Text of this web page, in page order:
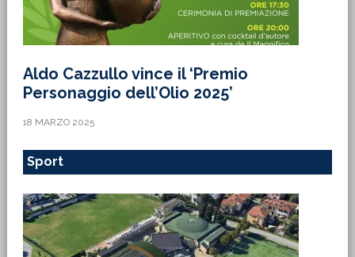
Aldo Cazzullo vince il ‘Premio
Personaggio dell’Olio 2025’
18 MARZO 2025
Sport